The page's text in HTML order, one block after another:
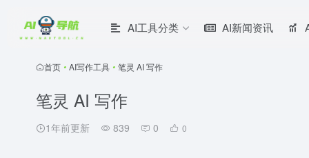
AI工具分类 AI新闻资讯
首页 • AI写作工具 • 笔灵 AI 写作
笔灵 AI 写作
1年前更新 839 0 0